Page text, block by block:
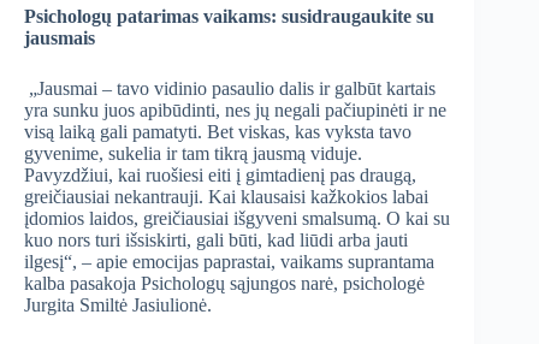
Psichologų patarimas vaikams: susidraugaukite su
jausmais
„Jausmai – tavo vidinio pasaulio dalis ir galbūt kartais
yra sunku juos apibūdinti, nes jų negali pačiupinėti ir ne
visą laiką gali pamatyti. Bet viskas, kas vyksta tavo
gyvenime, sukelia ir tam tikrą jausmą viduje.
Pavyzdžiui, kai ruošiesi eiti į gimtadienį pas draugą,
greičiausiai nekantrauji. Kai klausaisi kažkokios labai
įdomios laidos, greičiausiai išgyveni smalsumą. O kai su
kuo nors turi išsiskirti, gali būti, kad liūdi arba jauti
ilgesį“, – apie emocijas paprastai, vaikams suprantama
kalba pasakoja Psichologų sąjungos narė, psichologė
Jurgita Smiltė Jasiulionė.